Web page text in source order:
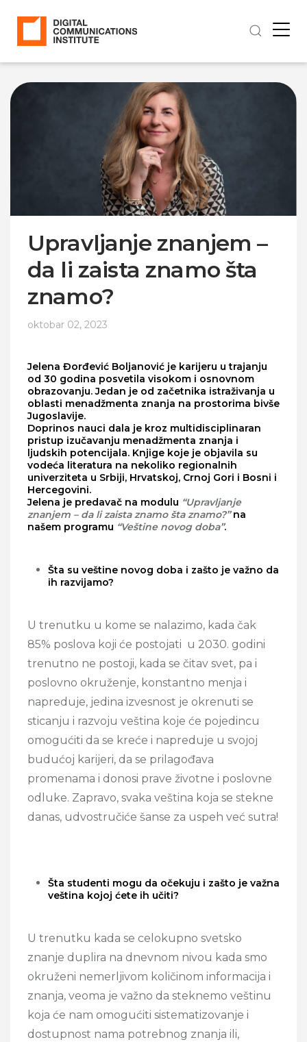
Upravljanje znanjem –
da li zaista znamo šta
znamo?
oktobar 02, 2023
Jelena Đorđević Boljanović je karijeru u trajanju
od 30 godina posvetila visokom i osnovnom
obrazovanju. Jedan je od začetnika istraživanja u
oblasti menadžmenta znanja na prostorima bivše
Jugoslavije.
Doprinos nauci dala je kroz multidisciplinaran
pristup izučavanju menadžmenta znanja i
ljudskih potencijala. Knjige koje je objavila su
vodeća literatura na nekoliko regionalnih
univerziteta u Srbiji, Hrvatskoj, Crnoj Gori i Bosni i
Hercegovini.
Jelena je predavač na modulu “Upravljanje
znanjem – da li zaista znamo šta znamo?”na
našem programu “Veštine novog doba”.
Šta su veštine novog doba i zašto je važno da
ih razvijamo?
U trenutku u kome se nalazimo, kada čak
85% poslova koji će postojati u 2030. godini
trenutno ne postoji, kada se čitav svet, pa i
poslovno okruženje, konstantno menja i
napreduje, jedina izvesnost je okrenuti se
sticanju i razvoju veština koje će pojedincu
omogućiti da se kreće i napreduje u svojoj
budućoj karijeri, da se prilagođava
promenama i donosi prave životne i poslovne
odluke. Zapravo, svaka veština koja se stekne
danas, udvostručiće šanse za uspeh već sutra!
Šta studenti mogu da očekuju i zašto je važna
veština kojoj ćete ih učiti?
U trenutku kada se celokupno svetsko
znanje duplira na dnevnom nivou kada smo
okruženi nemerljivom količinom informacija i
znanja, veoma je važno da steknemo veštinu
koja će nam omogućiti sistematizovanje i
dostupnost nama potrebnog znanja ili,